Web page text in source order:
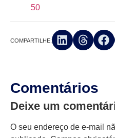
50
COMPARTILHE:
Comentários
Deixe um
O seu endereço de e-mail